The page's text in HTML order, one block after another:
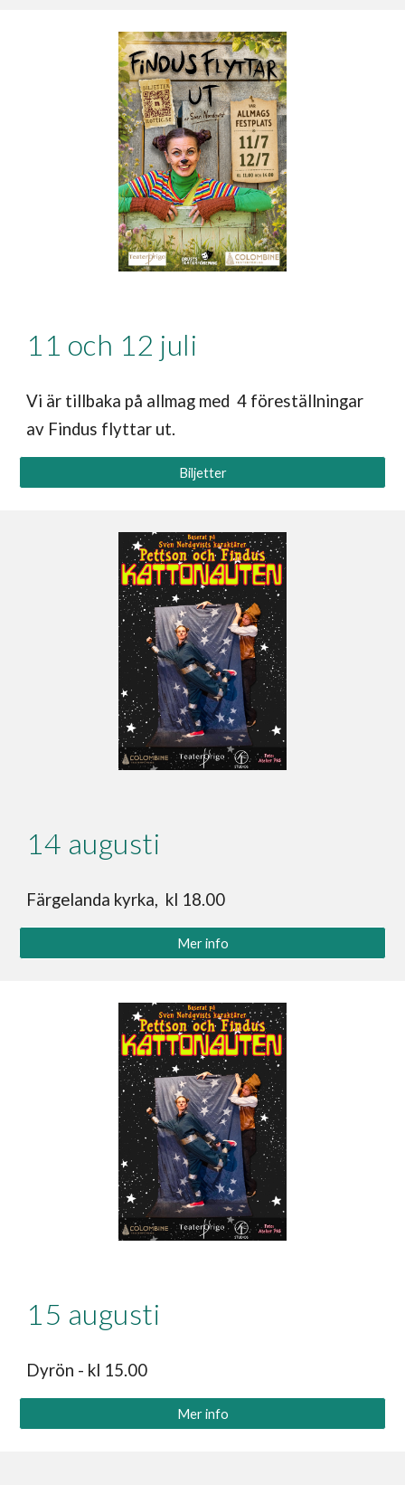
11 och 12 juli
Vi är tillbaka på allmag med 4 föreställningar
av Findus flyttar ut.
Biljetter
14 augusti
Färgelanda kyrka, kl 18.00
Mer info
15 augusti
Dyrön - kl 15.00
Mer info